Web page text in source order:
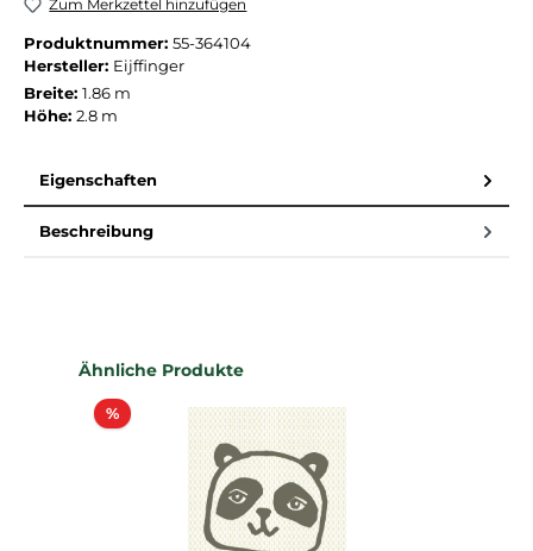
Zum Merkzettel hinzufügen
Produktnummer: 55-364104
Hersteller: Eijffinger
Breite: 1.86 m
Höhe: 2.8 m
Eigenschaften
Beschreibung
Produktgalerie überspringen
Ähnliche Produkte
%Rabatt